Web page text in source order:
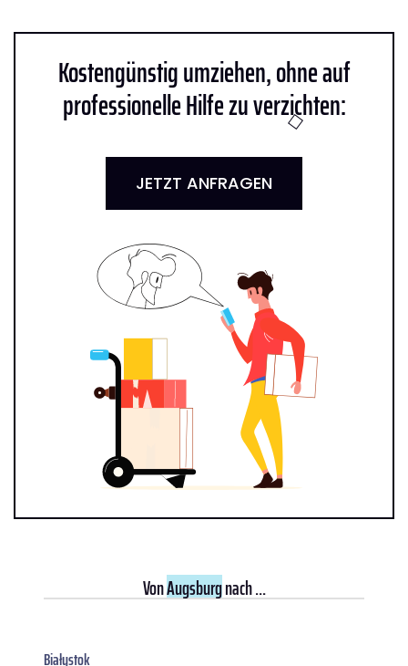
Kostengünstig umziehen, ohne auf
professionelle Hilfe zu verzichten:
JETZT ANFRAGEN
VonAugsburgnach ...
Białystok